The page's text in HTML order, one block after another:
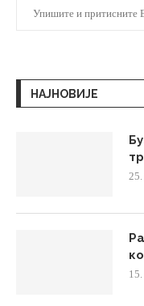
НАЈНОВИЈЕ
25.